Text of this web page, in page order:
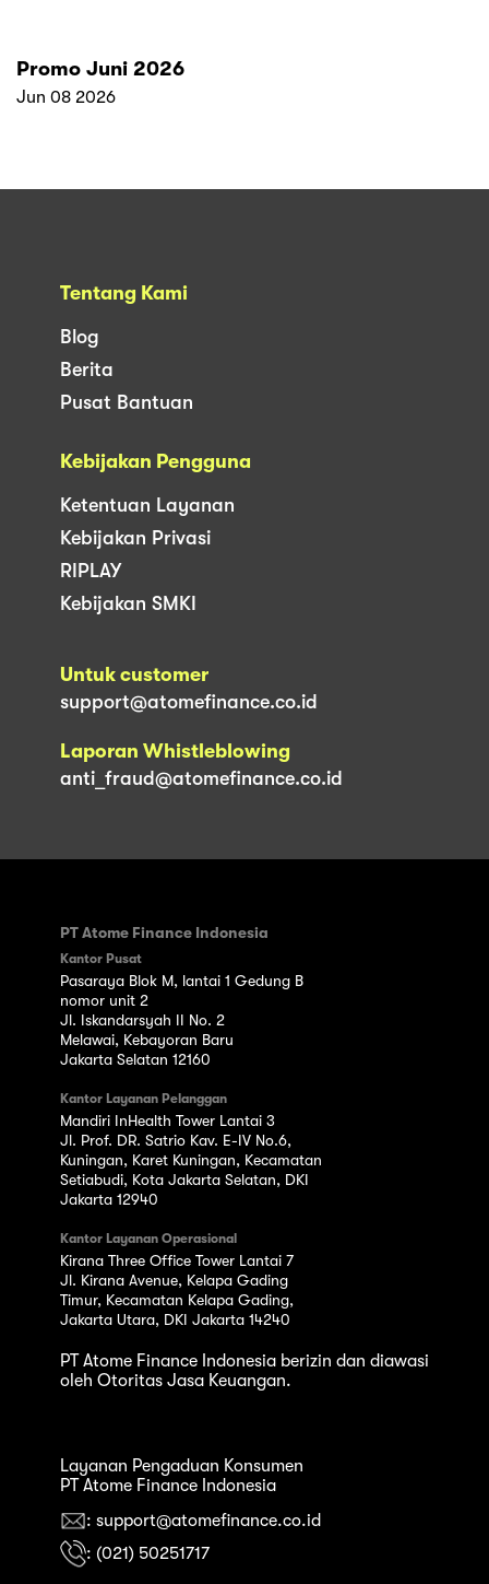
Promo Juni 2026
Jun 08 2026
Tentang Kami
Blog
Berita
Pusat Bantuan
Kebijakan Pengguna
Ketentuan Layanan
Kebijakan Privasi
RIPLAY
Kebijakan SMKI
Untuk customer
support@atomefinance.co.id
Laporan Whistleblowing
anti_fraud@atomefinance.co.id
PT Atome Finance Indonesia
Kantor Pusat
Pasaraya Blok M, lantai 1 Gedung B
nomor unit 2
Jl. Iskandarsyah II No. 2
Melawai, Kebayoran Baru
Jakarta Selatan 12160
Kantor Layanan Pelanggan
Mandiri InHealth Tower Lantai 3
Jl. Prof. DR. Satrio Kav. E-IV No.6,
Kuningan, Karet Kuningan, Kecamatan
Setiabudi, Kota Jakarta Selatan, DKI
Jakarta 12940
Kantor Layanan Operasional
Kirana Three Office Tower Lantai 7
Jl. Kirana Avenue, Kelapa Gading
Timur, Kecamatan Kelapa Gading,
Jakarta Utara, DKI Jakarta 14240
PT Atome Finance Indonesia berizin dan diawasi
oleh Otoritas Jasa Keuangan.
Layanan Pengaduan Konsumen
PT Atome Finance Indonesia
: support@atomefinance.co.id
: (021) 50251717